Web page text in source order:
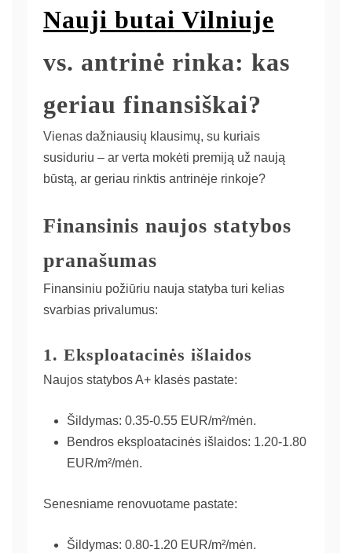
Nauji butai Vilniuje
vs. antrinė rinka: kas
geriau finansiškai?
Vienas dažniausių klausimų, su kuriais
susiduriu – ar verta mokėti premiją už naują
būstą, ar geriau rinktis antrinėje rinkoje?
Finansinis naujos statybos
pranašumas
Finansiniu požiūriu nauja statyba turi kelias
svarbias privalumus:
1. Eksploatacinės išlaidos
Naujos statybos A+ klasės pastate:
Šildymas: 0.35-0.55 EUR/m²/mėn.
Bendros eksploatacinės išlaidos: 1.20-1.80
EUR/m²/mėn.
Senesniame renovuotame pastate:
Šildymas: 0.80-1.20 EUR/m²/mėn.